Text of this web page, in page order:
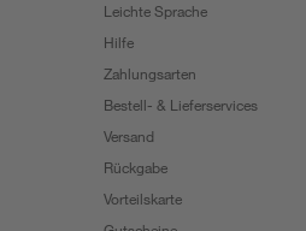
Leichte Sprache
Hilfe
Zahlungsarten
Bestell- & Lieferservices
Versand
Rückgabe
Vorteilskarte